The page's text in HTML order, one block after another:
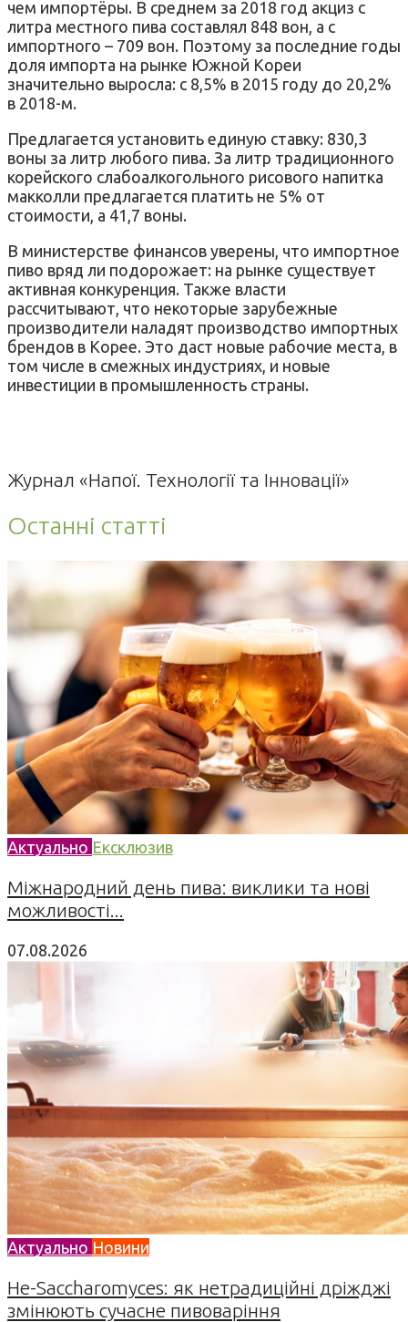
чем импортёры. В среднем за 2018 год акциз с
литра местного пива составлял 848 вон, а с
импортного – 709 вон. Поэтому за последние годы
доля импорта на рынке Южной Кореи
значительно выросла: с 8,5% в 2015 году до 20,2%
в 2018-м.
Предлагается установить единую ставку: 830,3
воны за литр любого пива. За литр традиционного
корейского слабоалкогольного рисового напитка
макколли предлагается платить не 5% от
стоимости, а 41,7 воны.
В министерстве финансов уверены, что импортное
пиво вряд ли подорожает: на рынке существует
активная конкуренция. Также власти
рассчитывают, что некоторые зарубежные
производители наладят производство импортных
брендов в Корее. Это даст новые рабочие места, в
том числе в смежных индустриях, и новые
инвестиции в промышленность страны.
Журнал «Напої. Технології та Інновації»
Останні статті
Актуально Ексклюзив
Міжнародний день пива: виклики та нові
можливості...
07.08.2026
Актуально Новини
Не-Saccharomyces: як нетрадиційні дріжджі
змінюють сучасне пивоваріння